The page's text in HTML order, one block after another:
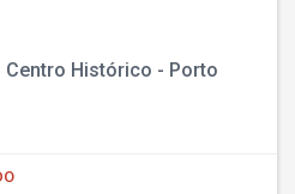
Centro Histórico - Porto